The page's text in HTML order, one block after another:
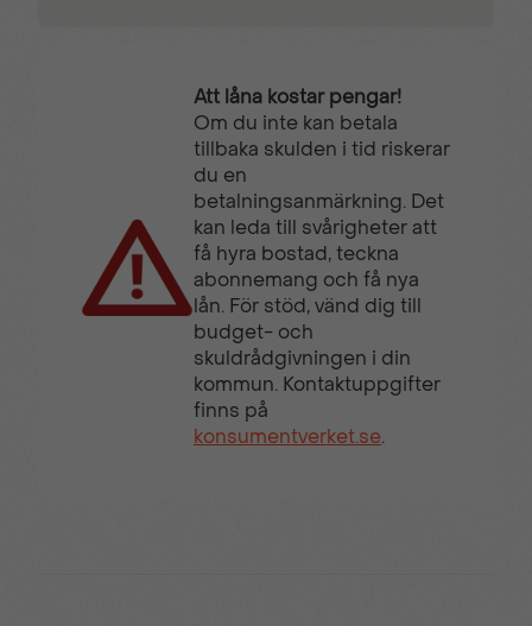
Att låna kostar pengar!
Om du inte kan betala
tillbaka skulden i tid riskerar
du en
betalningsanmärkning. Det
kan leda till svårigheter att
få hyra bostad, teckna
abonnemang och få nya
lån. För stöd, vänd dig till
budget- och
skuldrådgivningen i din
kommun. Kontaktuppgifter
finns på
konsumentverket.se.